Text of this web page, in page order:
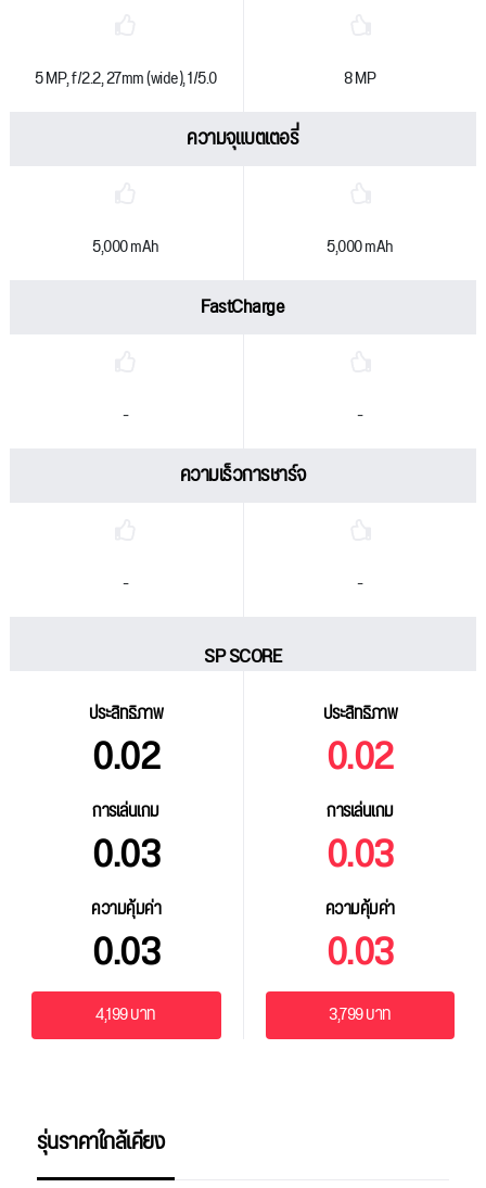
5 MP, f/2.2, 27mm (wide), 1/5.0 8 MP
ความจุแบตเตอรี่
5,000 mAh 5,000 mAh
FastCharge
- -
ความเร็วการชาร์จ
- -
SP SCORE
ประสิทธิภาพ
0.02
การเล่นเกม
0.03
ความคุ้มค่า
0.03
ประสิทธิภาพ
0.02
การเล่นเกม
0.03
ความคุ้มค่า
0.03
4,199 บาท 3,799 บาท
รุ่นราคาใกล้เคียง